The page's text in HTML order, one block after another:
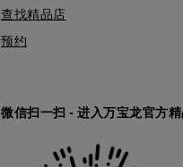
查找精品店
预约
微信扫一扫 - 进入万宝龙官方